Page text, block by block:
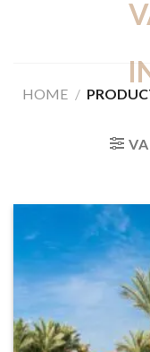
HOME /